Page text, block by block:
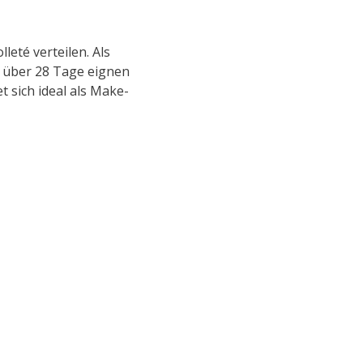
verteilen. Als
28 Tage eignen
sich ideal als Make-